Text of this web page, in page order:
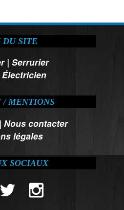
DU SITE
| Serrurier
Électricien
/ MENTIONS
|Nous contacter
légales
SOCIAUX